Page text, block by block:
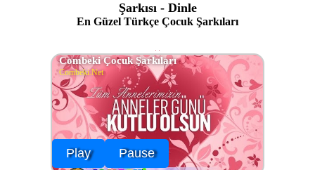
Şarkısı - Dinle
En Güzel Türkçe Çocuk Şarkıları
Combeki Çocuk Şarkıları
Combeki.Net
Play Pause